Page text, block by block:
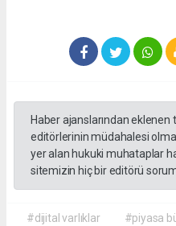
Haber ajanslarından
editörlerinin müdahalesi
yer alan hukuki muhataplar
sitemizin hiç bir editörü
#dijital varlıklar #piyasa